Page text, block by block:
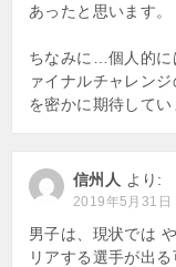
あったと思います。
ちなみに…個人的に
ァイナルチャレン
を密かに期待してい
信州人 より:
2019年5月31日
男子は、現状では
リアする選手が出